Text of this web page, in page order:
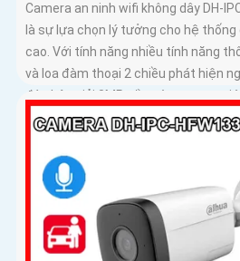
Camera an ninh wifi không dây DH-
là sự lựa chọn lý tưởng cho hệ
cao. Với tính năng nhiều tính năng
và loa đàm thoại 2 chiều phát hiện
độ phân giải 3MP sắc nét camera
ngôi nhà hoặc văn phòng của bạn